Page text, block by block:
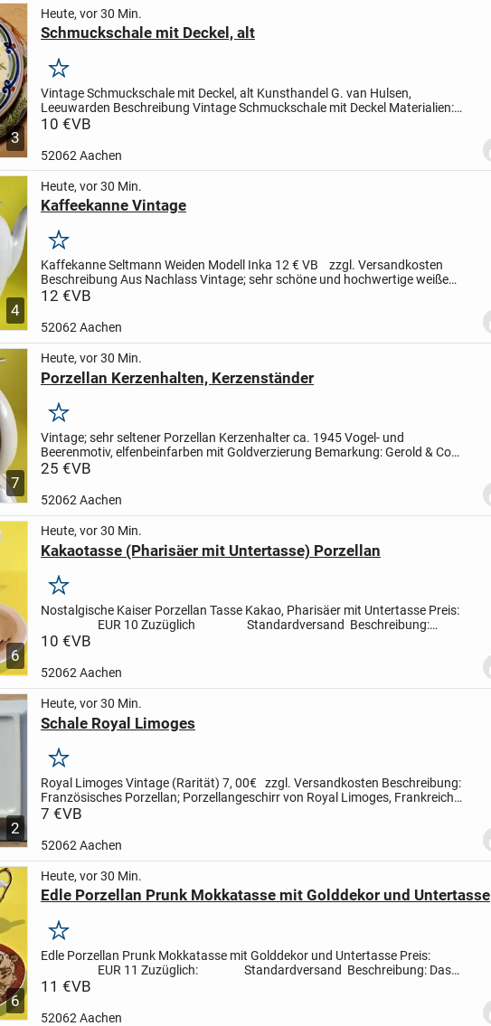
3
Heute, vor 30 Min.
Schmuckschale mit Deckel, alt
Merken
Vintage Schmuckschale mit Deckel, alt Kunsthandel G. van Hulsen,
Leeuwarden Beschreibung Vintage Schmuckschale mit Deckel Materialien:
Porzellan, Farbe
10 €VB
52062 Aachen
4
Heute, vor 30 Min.
Kaffeekanne Vintage
Merken
KaffekanneSeltmann Weiden Modell Inka 12 € VB zzgl. Versandkosten
Beschreibung Aus NachlassVintage; sehr schöne und hochwertige weiße
Kaffeekanne mit Goldrand und Ornamentverzierung des...
12 €VB
52062 Aachen
7
Heute, vor 30 Min.
Porzellan Kerzenhalten, Kerzenständer
Merken
Vintage; sehr seltener Porzellan Kerzenhalter ca. 1945Vogel- und
Beerenmotiv, elfenbeinfarben mit Goldverzierung Bemarkung:Gerold & Co
Tettau - Bavaria
25 €VB
52062 Aachen
6
Heute, vor 30 Min.
Kakaotasse (Pharisäer mit Untertasse) Porzellan
Merken
Nostalgische Kaiser Porzellan Tasse Kakao, Pharisäer mit Untertasse Preis:
EUR 10 Zuzüglich Standardversand Beschreibung:
Nostalgische Henkel-Kakaotasse...
10 €VB
52062 Aachen
2
Heute, vor 30 Min.
Schale Royal Limoges
Merken
Royal Limoges Vintage (Rarität) 7, 00€ zzgl. Versandkosten Beschreibung:
Französisches Porzellan; Porzellangeschirr von Royal Limoges, Frankreich
Seitenlänge (am Boden) jeweils 7,5cm...
7 €VB
52062 Aachen
6
Heute, vor 30 Min.
Edle Porzellan Prunk Mokkatasse mit Golddekor und Untertasse
Merken
Edle Porzellan Prunk Mokkatasse mit Golddekor und Untertasse Preis:
EUR 11 Zuzüglich: Standardversand Beschreibung: Das
weiße Porzellan wurde außen...
11 €VB
52062 Aachen